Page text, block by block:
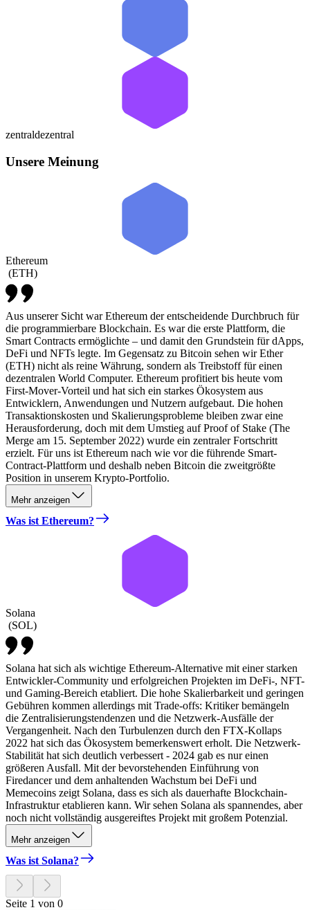
zentraldezentral
Unsere Meinung
Ethereum
(ETH)
Aus unserer Sicht war Ethereum der entscheidende Durchbruch für
die programmierbare Blockchain. Es war die erste Plattform, die
Smart Contracts ermöglichte – und damit den Grundstein für dApps,
DeFi und NFTs legte. Im Gegensatz zu Bitcoin sehen wir Ether
(ETH) nicht als reine Währung, sondern als Treibstoff für einen
dezentralen World Computer. Ethereum profitiert bis heute vom
First-Mover-Vorteil und hat sich ein starkes Ökosystem aus
Entwicklern, Anwendungen und Nutzern aufgebaut. Die hohen
Transaktionskosten und Skalierungsprobleme bleiben zwar eine
Herausforderung, doch mit dem Umstieg auf Proof of Stake (The
Merge am 15. September 2022) wurde ein zentraler Fortschritt
erzielt. Für uns ist Ethereum nach wie vor die führende Smart-
Contract-Plattform und deshalb neben Bitcoin die zweitgrößte
Position in unserem Krypto-Portfolio.
Mehr anzeigen
Was ist Ethereum?
Solana
(SOL)
Solana hat sich als wichtige Ethereum-Alternative mit einer starken
Entwickler-Community und erfolgreichen Projekten im DeFi-, NFT-
und Gaming-Bereich etabliert. Die hohe Skalierbarkeit und geringen
Gebühren kommen allerdings mit Trade-offs: Kritiker bemängeln
die Zentralisierungstendenzen und die Netzwerk-Ausfälle der
Vergangenheit. Nach den Turbulenzen durch den FTX-Kollaps
2022 hat sich das Ökosystem bemerkenswert erholt. Die Netzwerk-
Stabilität hat sich deutlich verbessert - 2024 gab es nur einen
größeren Ausfall. Mit der bevorstehenden Einführung von
Firedancer und dem anhaltenden Wachstum bei DeFi und
Memecoins zeigt Solana, dass es sich als dauerhafte Blockchain-
Infrastruktur etablieren kann. Wir sehen Solana als spannendes, aber
noch nicht vollständig ausgereiftes Projekt mit großem Potenzial.
Mehr anzeigen
Was ist Solana?
Seite 1 von 0